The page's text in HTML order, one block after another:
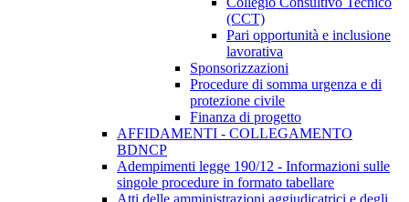
(CCT)
Pari opportunità e inclusione
lavorativa
Sponsorizzazioni
Procedure di somma urgenza e di
protezione civile
Finanza di progetto
AFFIDAMENTI - COLLEGAMENTO
BDNCP
Adempimenti legge 190/12 - Informazioni sulle
singole procedure in formato tabellare
Atti delle amministrazioni aggiudicatrici e degli